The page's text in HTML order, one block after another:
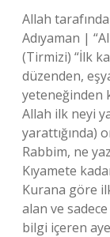
Allah
Adıyaman |
(Tirmizi) “İlk
düzenden,
yeteneğinden
Allah ilk neyi
yarattığında)
Rabbim, ne
Kıyamete
Kurana göre
alan ve
bilgi içeren